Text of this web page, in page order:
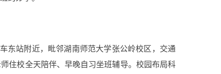
东站附近，毗邻湖南师范大学张公岭校区，交通
住校全天陪伴、早晚自习坐班辅导。校园布局科